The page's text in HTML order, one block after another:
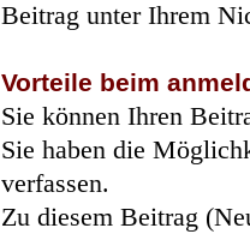
Beitrag unter Ihrem
Vorteile beim
Sie können Ihren
Sie haben die
verfassen.
Zu diesem Beitrag